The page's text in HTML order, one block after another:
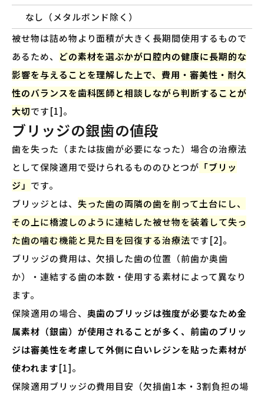
なし（メタルボンド除く）
被せ物は詰め物より面積が大きく長期間使用するもので
あるため、
どの素材を選ぶかが口腔内の健康に長期的な
影響を与えることを理解した上で、費用・審美性・耐久
性のバランスを歯科医師と相談しながら判断することが
大切です[1]。
ブリッジの銀歯の値段
歯を失った（または抜歯が必要になった）場合の治療法
として保険適用で受けられるもののひとつが 「ブリッ
ジ」 です。
ブリッジとは、 失った歯の両隣の歯を削って土台にし、
その上に橋渡しのように連結した被せ物を装着して失っ
た歯の噛む機能と見た目を回復する治療法です[2]。
ブリッジの費用は、欠損した歯の位置（前歯か奥歯
か）・連結する歯の本数・使用する素材によって異なり
ます。
保険適用の場合、 奥歯のブリッジは強度が必要なため金
属素材（銀歯）が使用されることが多く、前歯のブリッ
ジは審美性を考慮して外側に白いレジンを貼った素材が
使われます[1]。
保険適用ブリッジの費用目安（欠損歯1本・3割負担の場